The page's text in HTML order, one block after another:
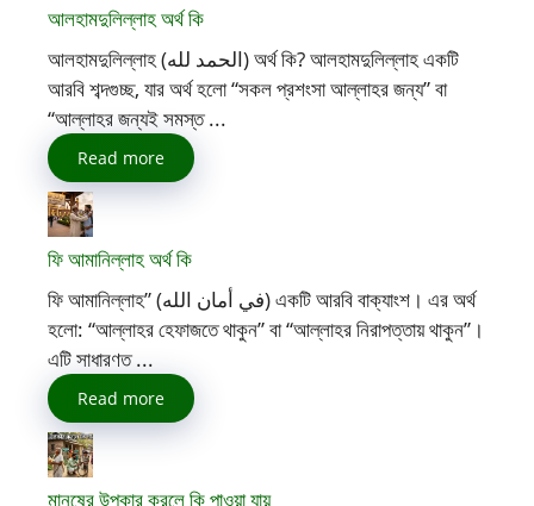
আলহামদুলিল্লাহ অর্থ কি
আলহামদুলিল্লাহ (الحمد لله) অর্থ কি? আলহামদুলিল্লাহ একটি
আরবি শব্দগুচ্ছ, যার অর্থ হলো “সকল প্রশংসা আল্লাহর জন্য” বা
“আল্লাহর জন্যই সমস্ত ...
Read more
ফি আমানিল্লাহ অর্থ কি
ফি আমানিল্লাহ” (في أمان الله) একটি আরবি বাক্যাংশ। এর অর্থ
হলো: “আল্লাহর হেফাজতে থাকুন” বা “আল্লাহর নিরাপত্তায় থাকুন”।
এটি সাধারণত ...
Read more
মানুষের উপকার করলে কি পাওয়া যায়